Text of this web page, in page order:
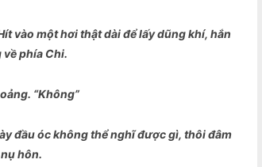
vào một hơi thật dài để lấy dũng khí, hắn
phía Chi.
“Không”
đầu óc không thể nghĩ được gì, thôi đâm
hôn.